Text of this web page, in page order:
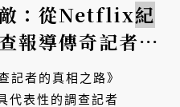
敵：從Netflix紀
報導傳奇記者西
記者的真相之路》
代表性的調查記者